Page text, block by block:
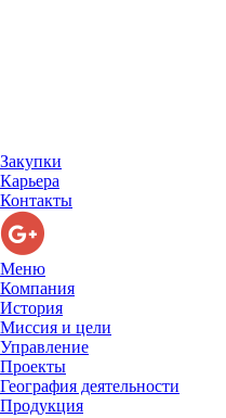
Закупки
Карьера
Контакты
Меню
Компания
История
Миссия и цели
Управление
Проекты
География деятельности
Продукция